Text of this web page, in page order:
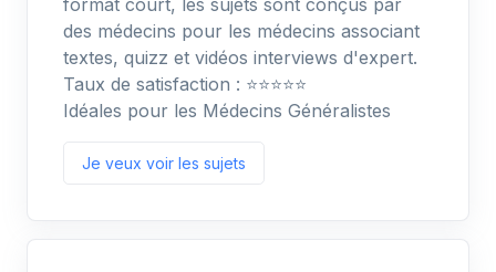
des médecins pour les médecins associant
textes, quizz et vidéos interviews d'expert.
Taux de satisfaction : ⭐️⭐️⭐️⭐️⭐️
Idéales pour les Médecins Généralistes
Je veux voir les sujets